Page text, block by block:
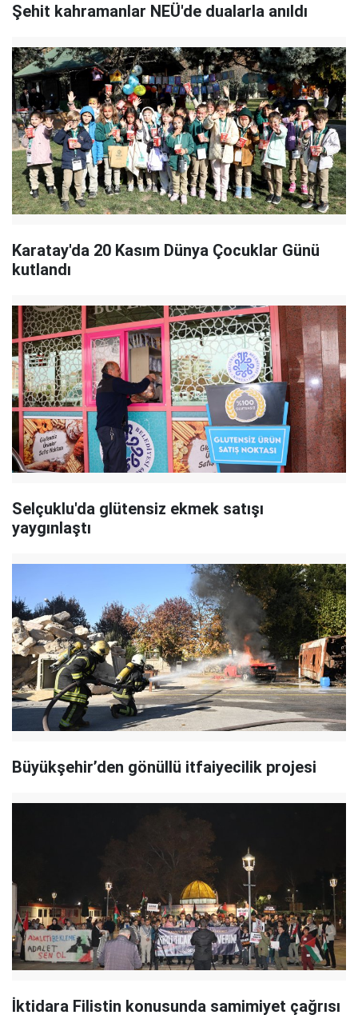
Şehit kahramanlar NEÜ'de dualarla anıldı
Karatay'da 20 Kasım Dünya Çocuklar Günü
kutlandı
Selçuklu'da glütensiz ekmek satışı
yaygınlaştı
Büyükşehir’den gönüllü itfaiyecilik projesi
İktidara Filistin konusunda samimiyet çağrısı